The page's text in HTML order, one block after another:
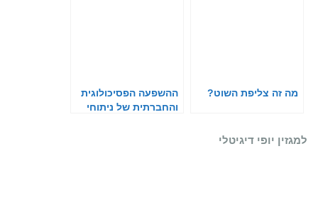
מה זה צליפת השוט?
ההשפעה הפסיכולוגית
והחברתית של ניתוחי
למגזין יופי דיגיטלי